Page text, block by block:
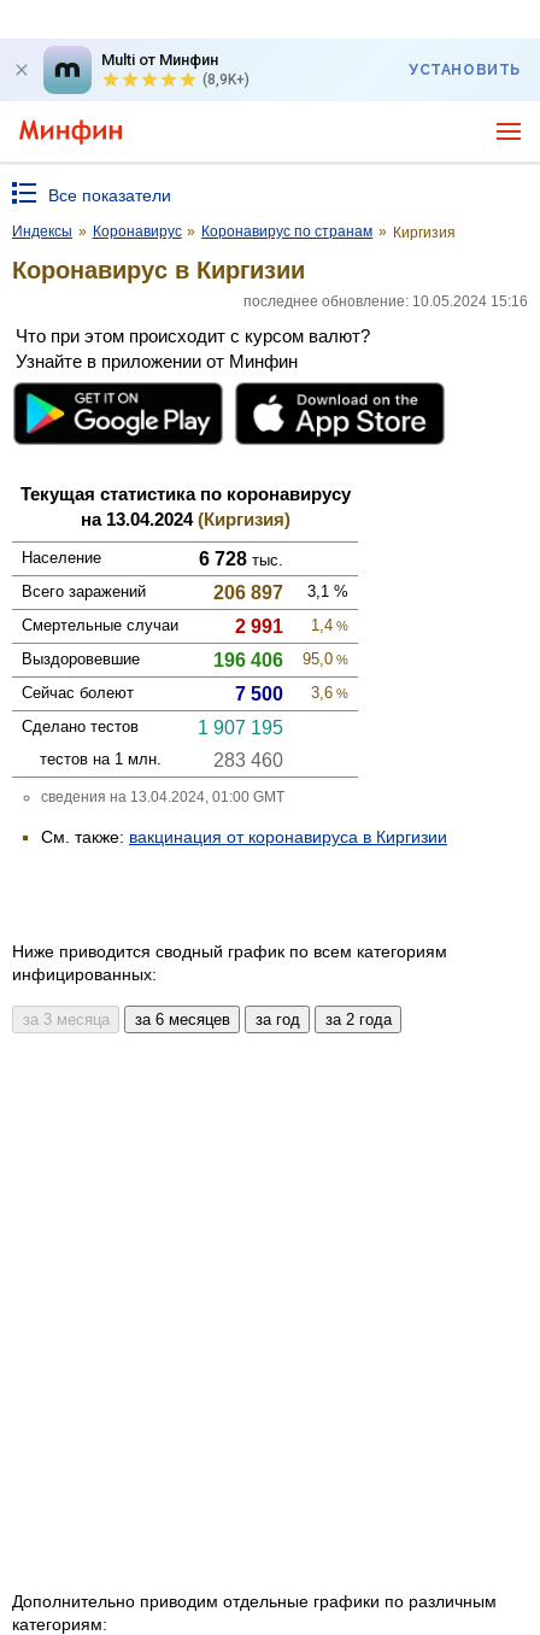
Multi от Минфин
(8,9K+)
УСТАНОВИТЬ
Все показатели
Индексы » Коронавирус » Коронавирус по странам » Киргизия
Коронавирус в Киргизии
последнее обновление: 10.05.2024 15:16
Что при этом происходит с курсом валют?
Узнайте в приложении от Минфин
Текущая статистика по коронавирусу
на 13.04.2024(Киргизия)
Население 6 728 тыс.
Всего зара­жений
206 897 3,1 %
Смер­тельные случаи
2 991 1,4 %
Выздоро­вевшие 196 406 95,0 %
Сейчас болеют 7 500 3,6 %
Сделано тестов 1 907 195
тестов на 1 млн. 283 460
сведения на 13.04.2024, 01:00 GMT
См. также: вакцинация от коронавируса в Киргизии
Ниже приводится сводный график по всем категориям
инфицированных:
Дополнительно приводим отдельные графики по различным
категориям: